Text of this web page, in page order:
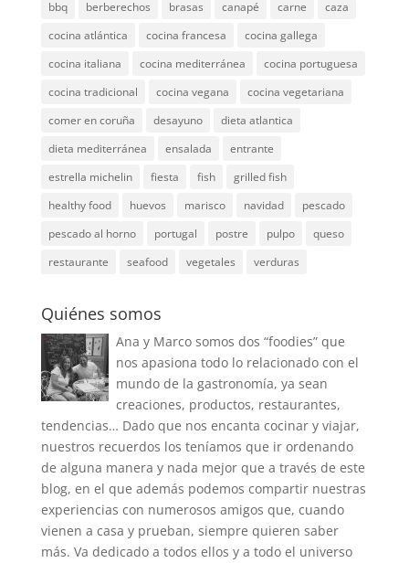
bbq
berberechos brasas canapé carne
caza
cocina atlántica
cocina francesa
cocina gallega
cocina italiana
cocina mediterránea
cocina portuguesa
cocina tradicional
cocina vegana
cocina vegetariana
comer en coruña
desayuno
dieta atlantica
dieta mediterránea
ensalada
entrante
estrella michelin
fiesta fish
grilled fish
healthy food
huevos marisco navidad
pescado
pescado al horno
portugal postre pulpo
queso
restaurante
seafood vegetales verduras
Quiénes somos
Ana y Marco somos dos “foodies” que
nos apasiona todo lo relacionado con el
mundo de la gastronomía, ya sean
creaciones, productos, restaurantes,
tendencias… Dado que nos encanta cocinar y viajar,
nuestros recuerdos los teníamos que ir ordenando
de alguna manera y nada mejor que a través de este
blog, en el que además podemos compartir nuestras
experiencias con numerosos amigos que, cuando
vienen a casa y prueban, siempre quieren saber
más. Va dedicado a todos ellos y a todo el universo